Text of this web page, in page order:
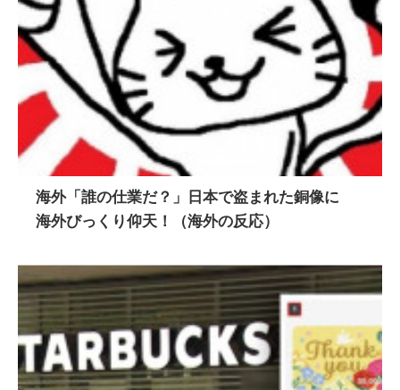
海外「誰の仕業だ？」日本で盗まれた銅像に
海外びっくり仰天！（海外の反応）